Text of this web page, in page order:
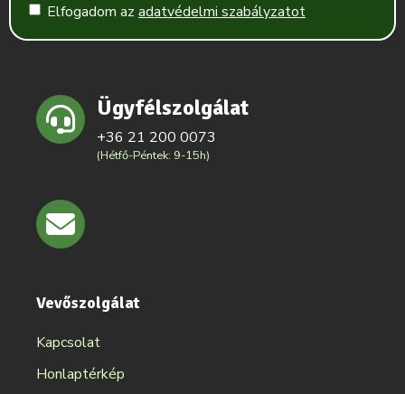
Elfogadom az adatvédelmi szabályzatot
Ügyfélszolgálat
+36 21 200 0073
(Hétfő-Péntek: 9-15h)
Vevőszolgálat
Kapcsolat
Honlaptérkép